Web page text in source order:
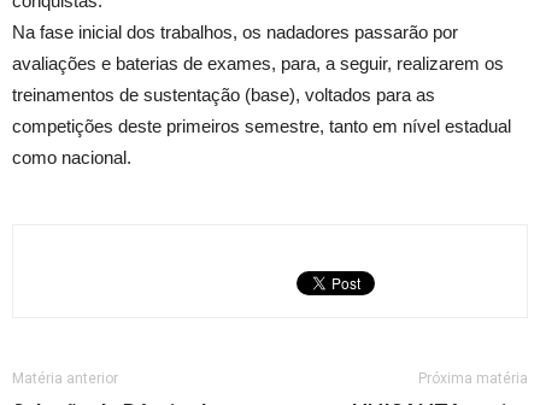
Na fase inicial dos trabalhos, os nadadores passarão por
avaliações e baterias de exames, para, a seguir, realizarem os
treinamentos de sustentação (base), voltados para as
competições deste primeiros semestre, tanto em nível estadual
como nacional.
Matéria anterior Próxima matéria